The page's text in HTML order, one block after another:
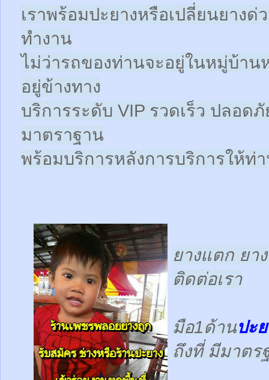
เราพร้อมปะยางหรือเปลี่ยนยาง
ทำงาน
ไม่ว่ารถของท่านจะอยู่ในหมู่บ้า
อยู่ข้างทาง
บริการระดับ VIP รวดเร็ว ปลอด
มาตราฐาน
พร้อมบริการหลังการบริการให้ท่
ยางแตก ยา
ติดต่อเรา
มือ1ด้านปะ
ถึงที่ มีมาตร